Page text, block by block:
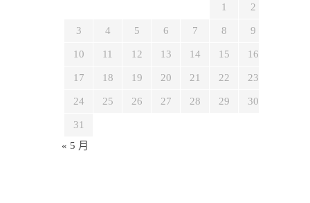
1 2
3 4 5 6 7 8 9
10 11 12 13 14 15 16
17 18 19 20 21 22 23
24 25 26 27 28 29 30
31
« 5 月